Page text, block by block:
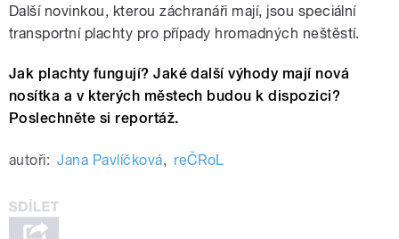
Další novinkou, kterou záchranáři mají, jsou speciální
transportní plachty pro případy hromadných neštěstí.
Jak plachty fungují? Jaké další výhody mají nová
nosítka a v kterých městech budou k dispozici?
Poslechněte si reportáž.
autoři: Jana Pavlíčková, reČRoL